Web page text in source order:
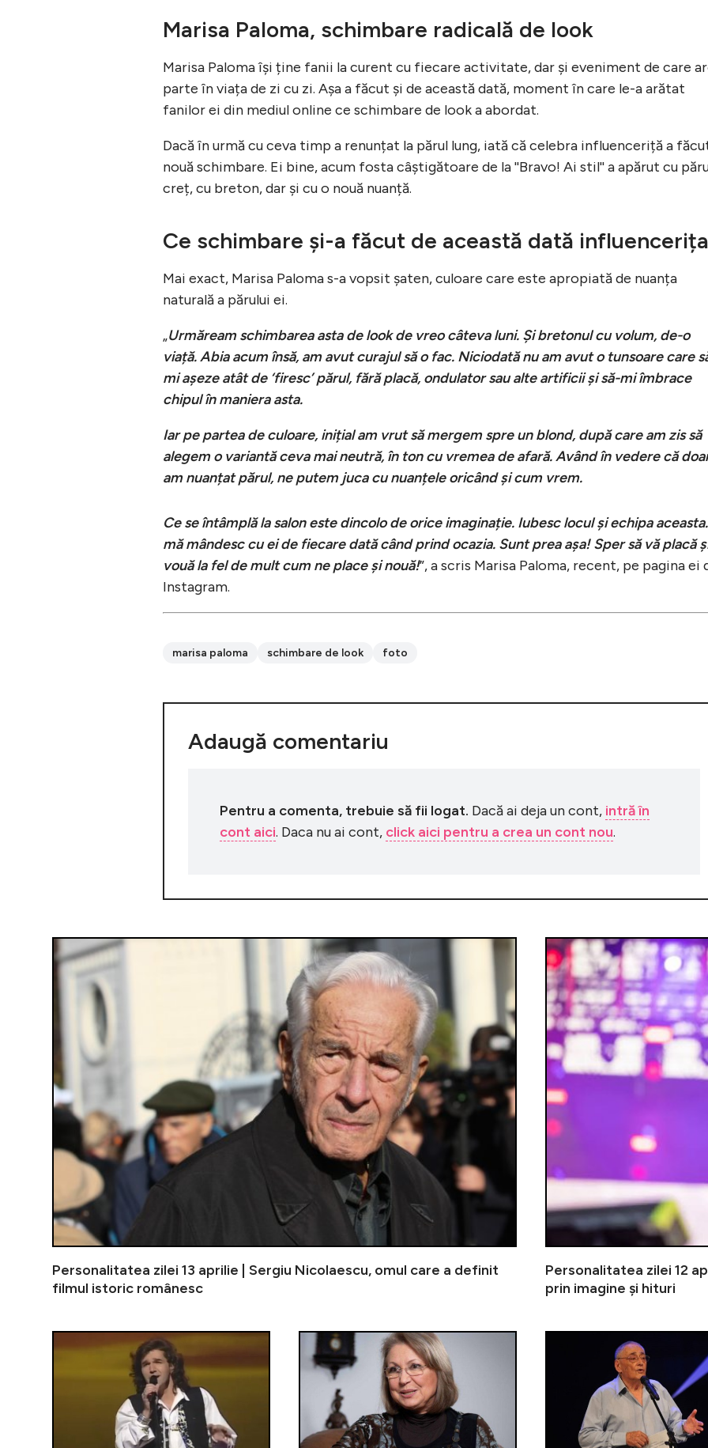
Marisa Paloma, schimbare radicală de look
Marisa Paloma își ține fanii la curent cu fiecare activitate, dar și eveniment de care
parte în viața de zi cu zi. Așa a făcut și de această dată, moment în care le-a arătat
fanilor ei din mediul online ce schimbare de look a abordat.
Dacă în urmă cu ceva timp a renunțat la părul lung, iată că celebra influenceriță a
nouă schimbare. Ei bine, acum fosta câștigătoare de la ''Bravo! Ai stil'' a apărut cu
creț, cu breton, dar și cu o nouă nuanță.
Ce schimbare și-a făcut de această dată influencerița
Mai exact, Marisa Paloma s-a vopsit șaten, culoare care este apropiată de nuanța
naturală a părului ei.
„Urmăream schimbarea asta de look de vreo câteva luni. Și bretonul cu volum, de-o
viață. Abia acum însă, am avut curajul să o fac. Niciodată nu am avut o tunsoare care
mi așeze atât de ‘firesc’ părul, fără placă, ondulator sau alte artificii și să-mi îmbrace
chipul în maniera asta.
Iar pe partea de culoare, inițial am vrut să mergem spre un blond, după care am zis să
alegem o variantă ceva mai neutră, în ton cu vremea de afară. Având în vedere că
am nuanțat părul, ne putem juca cu nuanțele oricând și cum vrem.
Ce se întâmplă la salon este dincolo de orice imaginație. Iubesc locul și echipa
mă mândesc cu ei de fiecare dată când prind ocazia. Sunt prea așa! Sper să vă placă
vouă la fel de mult cum ne place și nouă!”, a scris Marisa Paloma, recent, pe pagina ei
Instagram.
marisa paloma schimbare de look foto
Adaugă comentariu
Pentru a comenta, trebuie să fii logat. Dacă ai deja un cont, intră în
cont aici. Daca nu ai cont, click aici pentru a crea un cont nou.
Personalitatea zilei 13 aprilie | Sergiu Nicolaescu, omul care a definit
filmul istoric românesc
Personalitatea zilei 12
prin imagine și hituri
Personalitatea zilei 29 martie |